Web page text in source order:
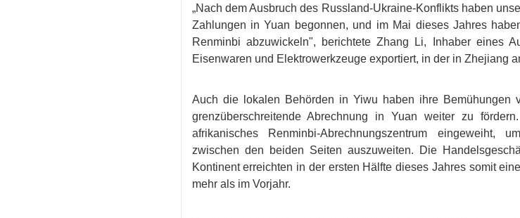
„Nach dem Ausbruch des Russland-Ukraine-Konflikts haben
Zahlungen in Yuan begonnen, und im Mai dieses Jahres
Renminbi abzuwickeln", berichtete Zhang Li, Inhaber eines
Eisenwaren und Elektrowerkzeuge exportiert, in der in Zhejiang
Auch die lokalen Behörden in Yiwu haben ihre Bemühungen
grenzüberschreitende Abrechnung in Yuan weiter zu
afrikanisches Renminbi-Abrechnungszentrum eingeweiht,
zwischen den beiden Seiten auszuweiten. Die
Kontinent erreichten in der ersten Hälfte dieses Jahres somit
mehr als im Vorjahr.